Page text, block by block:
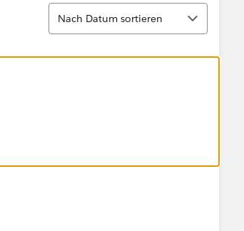
Sortieren
Nach Datum sortieren